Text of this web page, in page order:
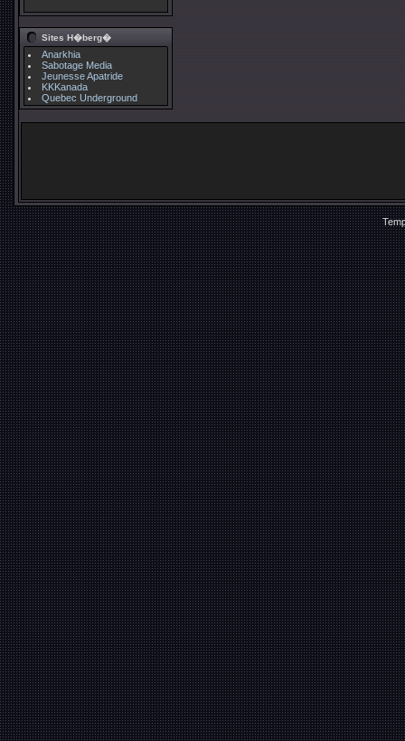
Sites H�berg�
Anarkhia
Sabotage Media
Jeunesse Apatride
KKKanada
Quebec Underground